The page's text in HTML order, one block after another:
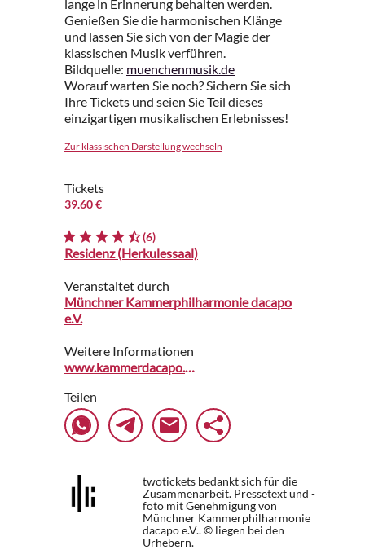
lange in Erinnerung behalten werden.
Genießen Sie die harmonischen Klänge
und lassen Sie sich von der Magie der
klassischen Musik verführen.
Bildquelle: muenchenmusik.de
Worauf warten Sie noch? Sichern Sie sich
Ihre Tickets und seien Sie Teil dieses
einzigartigen musikalischen Erlebnisses!
Zur klassischen Darstellung wechseln
Tickets
39.60 €
(6)
Residenz (Herkulessaal)
Veranstaltet durch
Münchner Kammerphilharmonie dacapo
e.V.
Weitere Informationen
www.kammerdacapo.de
Teilen
twotickets bedankt sich für die
Zusammenarbeit. Pressetext und -
foto mit Genehmigung von
Münchner Kammerphilharmonie
dacapo e.V.. © liegen bei den
Urhebern.